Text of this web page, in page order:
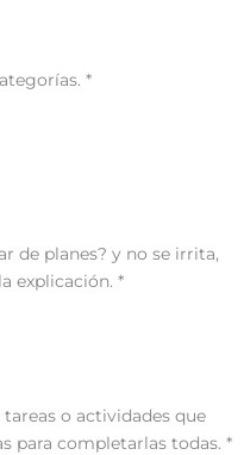
*
de planes? y no se irrita,
explicación. *
o actividades que
para completarlas todas. *